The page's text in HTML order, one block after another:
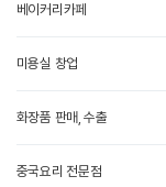
베이커리카페
미용실 창업
화장품 판매, 수출
중국요리 전문점